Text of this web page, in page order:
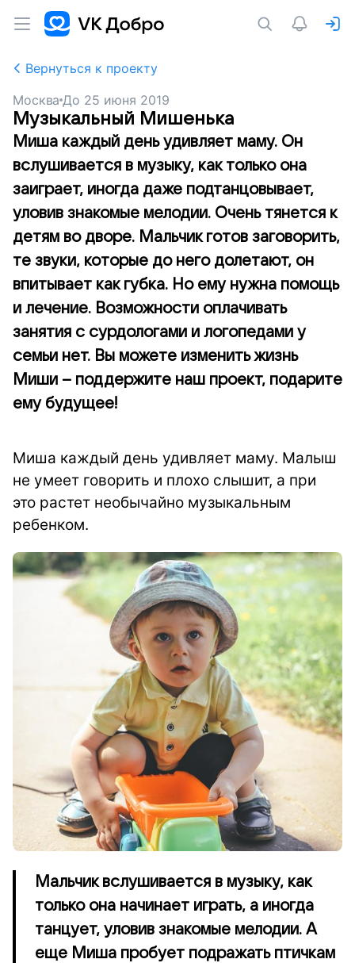
Вернуться к проекту
Москва До 25 июня 2019
Музыкальный Мишенька
Миша каждый день удивляет маму. Он
вслушивается в музыку, как только она
заиграет, иногда даже подтанцовывает,
уловив знакомые мелодии. Очень тянется к
детям во дворе. Мальчик готов заговорить,
те звуки, которые до него долетают, он
впитывает как губка. Но ему нужна помощь
и лечение. Возможности оплачивать
занятия с сурдологами и логопедами у
семьи нет. Вы можете изменить жизнь
Миши – поддержите наш проект, подарите
ему будущее!
Миша каждый день удивляет маму. Малыш
не умеет говорить и плохо слышит, а при
это растет необычайно музыкальным
ребенком.
Мальчик вслушивается в музыку, как
только она начинает играть, а иногда
танцует, уловив знакомые мелодии. А
еще Миша пробует подражать птичкам